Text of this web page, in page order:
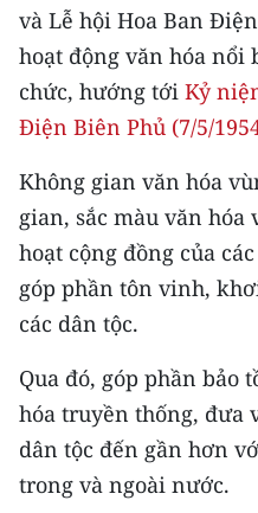
CHƯƠNG TRÌNH OCOP -
MỘT SẢN PHẨM
RADIO
MEDIA CENTER
E-Magazine
Video
Media Chính trị
Media Kinh tế
Media Văn hóa
Media Xã hội
và Lễ hội Hoa Ban
hoạt động văn hóa
chức, hướng tới Kỷ
Điện Biên Phủ (7/5/
Không gian văn hóa
gian, sắc màu văn hóa
hoạt cộng đồng của
góp phần tôn vinh,
các dân tộc.
Qua đó, góp phần bảo
hóa truyền thống, đưa
dân tộc đến gần hơn
trong và ngoài nước.